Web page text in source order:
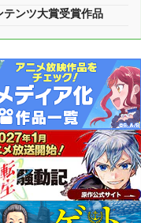
テンツ大賞受賞作品